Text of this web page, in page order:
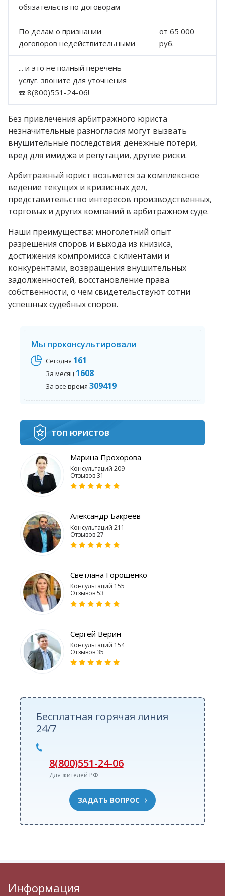
обязательств по договорам
По делам о признании
договоров недействительными
от 65 000
руб.
... и это не полный перечень
услуг. звоните для уточнения
☎️ 8(800)551-24-06!
Без привлечения арбитражного юриста
незначительные разногласия могут вызвать
внушительные последствия: денежные потери,
вред для имиджа и репутации, другие риски.
Арбитражный юрист возьмется за комплексное
ведение текущих и кризисных дел,
представительство интересов производственных,
торговых и других компаний в арбитражном суде.
Наши преимущества: многолетний опыт
разрешения споров и выхода из книзиса,
достижения компромисса с клиентами и
конкурентами, возвращения внушительных
задолженностей, восстановление права
собственности, о чем свидетельствуют сотни
успешных судебных споров.
Мы проконсультировали
Сегодня 161
За месяц 1608
За все время 309419
ТОП ЮРИСТОВ
Марина Прохорова
Консультаций 209
Отзывов 31
Александр Бакреев
Консультаций 211
Отзывов 27
Светлана Горошенко
Консультаций 155
Отзывов 53
Сергей Верин
Консультаций 154
Отзывов 35
Бесплатная горячая линия
24/7
8(800)551-24-06
Для жителей РФ
ЗАДАТЬ ВОПРОС
Информация